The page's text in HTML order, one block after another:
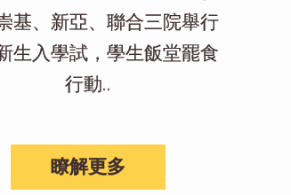
基、新亞、聯合三院舉行
生入學試，學生飯堂罷食
行動..
瞭解更多